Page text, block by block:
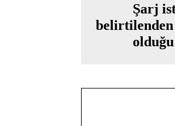
Şarj
belirtilenden